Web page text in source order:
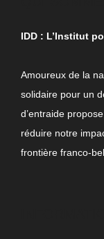
IDD : L’Institut
Amoureux de la
solidaire pour un
d’entraide
réduire notre
frontière franco-